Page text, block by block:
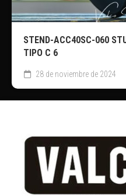
STEND-ACC40SC-060
TIPO C 6
28 de noviembre de 2024